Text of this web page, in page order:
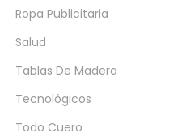
Ropa Publicitaria
Salud
Tablas De Madera
Tecnológicos
Todo Cuero